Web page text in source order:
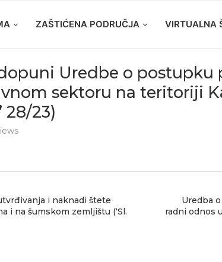
ZAŠTIĆENA PODRUČJA VIRTUALNA
Uredbe o postupku
sektoru na teritoriji
28/23)
i naknadi štete
i na šumskom zemljištu (‘Sl.
Uredba
radni odnos